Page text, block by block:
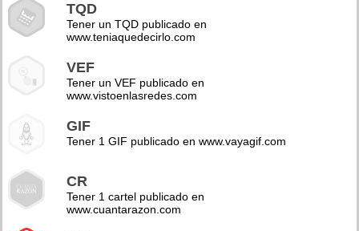
TQD
Tener un TQD publicado en
www.teniaquedecirlo.com
VEF
Tener un VEF publicado en
www.vistoenlasredes.com
GIF
Tener 1 GIF publicado en www.vayagif.com
CR
Tener 1 cartel publicado en
www.cuantarazon.com